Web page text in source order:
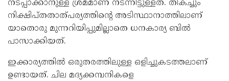
നടപ്പാക്കാനുള്ള ശ്രമമാണ് നടന്നിട്ടുള്ളത്. തികച്ചും
നിക്ഷിപ്തതാത്പര്യത്തിന്റെ അടിസ്ഥാനാത്തിലാണ്
യാതൊരു മുന്നറിയിപ്പുമില്ലാതെ ധനകാര്യ ബില്‍
പാസാക്കിയത്.
ഇക്കാര്യത്തില്‍ ഒരുതരത്തിലുള്ള ഒളിച്ചുകടത്തലാണ്
ഉണ്ടായത്. ചില മദ്യക്കമ്പനികളെ